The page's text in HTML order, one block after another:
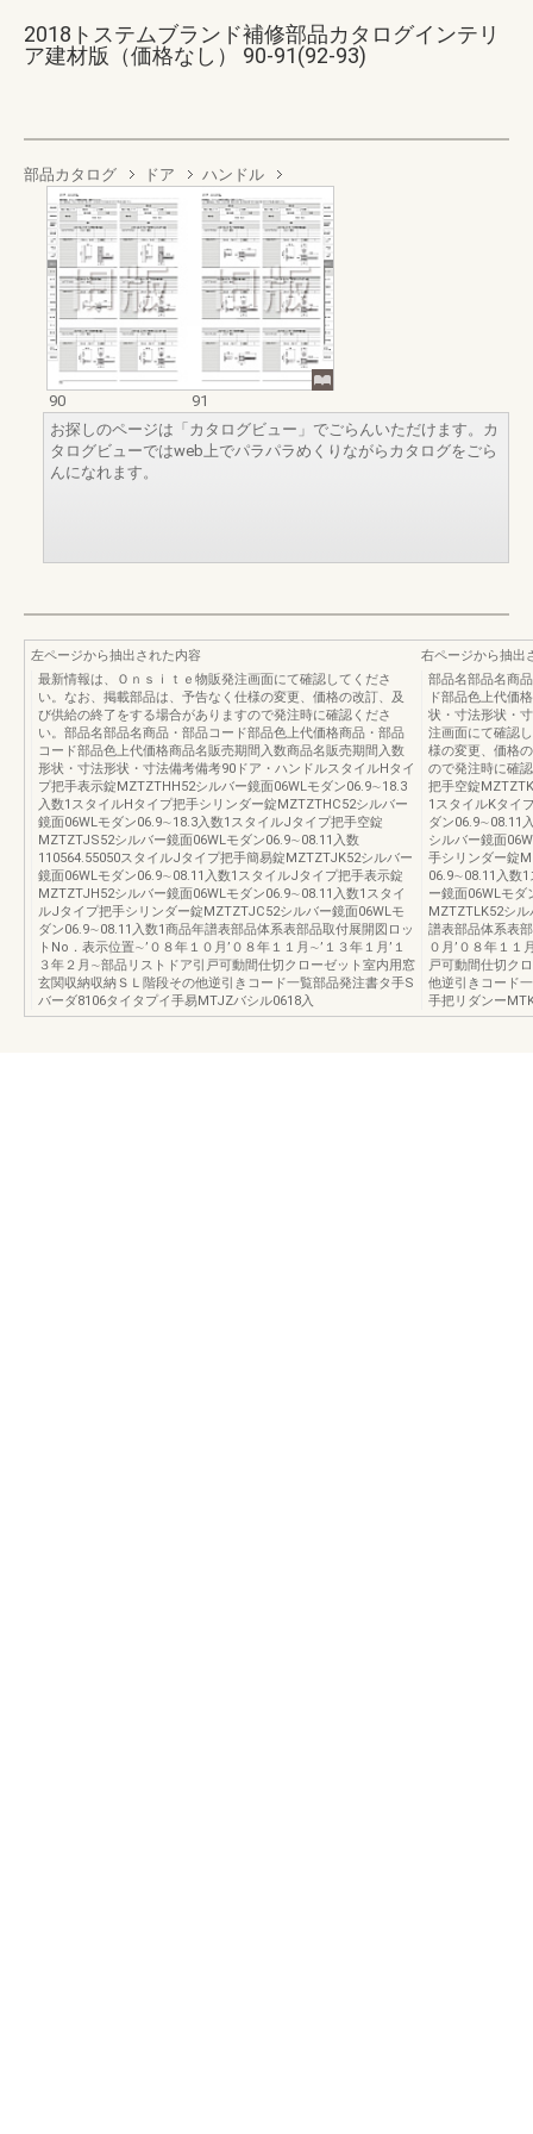
2018トステムブランド補修部品カタログインテリ
ア建材版（価格なし） 90-91(92-93)
部品カタログ ドア ハンドル
90
91
お探しのページは「カタログビュー」でごらんいただけます。カ
タログビューではweb上でパラパラめくりながらカタログをごら
んになれます。
左ページから抽出された内容
最新情報は、Ｏｎｓｉｔｅ物販発注画面にて確認してくださ
い。なお、掲載部品は、予告なく仕様の変更、価格の改訂、及
び供給の終了をする場合がありますので発注時に確認くださ
い。部品名部品名商品・部品コード部品色上代価格商品・部品
コード部品色上代価格商品名販売期間入数商品名販売期間入数
形状・寸法形状・寸法備考備考90ドア・ハンドルスタイルHタイ
プ把手表示錠MZTZTHH52シルバー鏡面06WLモダン06.9∼18.3
入数1スタイルHタイプ把手シリンダー錠MZTZTHC52シルバー
鏡面06WLモダン06.9∼18.3入数1スタイルJタイプ把手空錠
MZTZTJS52シルバー鏡面06WLモダン06.9∼08.11入数
110564.55050スタイルJタイプ把手簡易錠MZTZTJK52シルバー
鏡面06WLモダン06.9∼08.11入数1スタイルJタイプ把手表示錠
MZTZTJH52シルバー鏡面06WLモダン06.9∼08.11入数1スタイ
ルJタイプ把手シリンダー錠MZTZTJC52シルバー鏡面06WLモ
ダン06.9∼08.11入数1商品年譜表部品体系表部品取付展開図ロッ
トNo．表示位置∼’０８年１０月’０８年１１月∼’１３年１月’１
３年２月∼部品リストドア引戸可動間仕切クローゼット室内用窓
玄関収納収納ＳＬ階段その他逆引きコード一覧部品発注書タ手S
バーダ8106タイタプイ手易MTJZバシル0618入
右ページから抽出
部品名部品名商
ド部品色上代価
状・寸法形状・
注画面にて確認
様の変更、価格
ので発注時に確
把手空錠
1スタイルKタイ
ダン06.9∼08.11
シルバー鏡面
手シリンダー錠
06.9∼08.11入数
ー鏡面06WLモ
MZTZTLK52シ
譜表部品体系表
０月’０８年１１
戸可動間仕切ク
他逆引きコード
手把リダンー